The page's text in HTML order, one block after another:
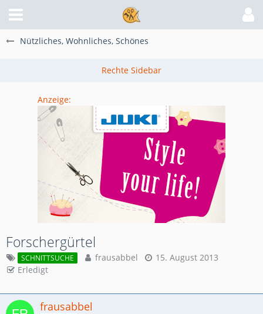
Nützliches, Wohnliches, Schönes
Anzeige:
Forschergürtel
SCHNITTSUCHE frausabbel
15. August 2013
Erledigt
frausabbel